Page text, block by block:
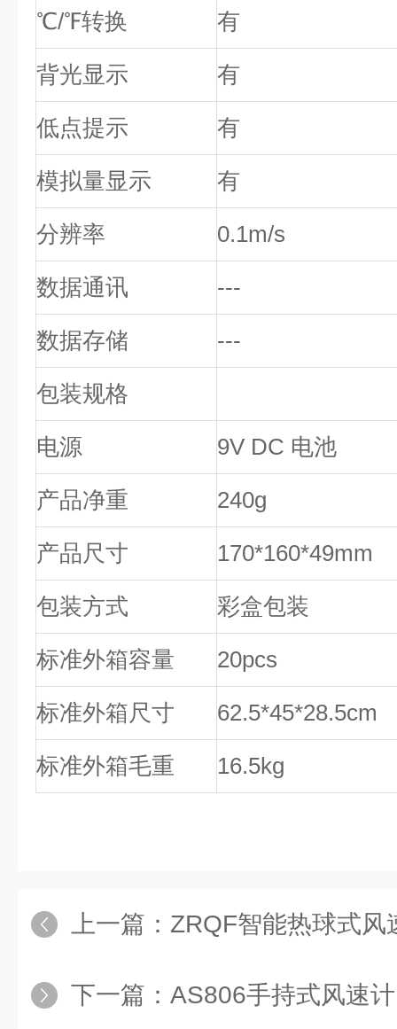
℃/℉转换
有
背光显示
有
低点提示
有
模拟量显示
有
分辨率
0.1m/s
数据通讯
---
数据存储
---
包装规格
电源
9V DC 电池
产品净重
240g
产品尺寸
170*160*49mm
包装方式
彩盒包装
标准外箱容量
20pcs
标准外箱尺寸
62.5*45*28.5cm
标准外箱毛重
16.5kg
上一篇： ZRQF智能热球式风
下一篇： AS806手持式风速计